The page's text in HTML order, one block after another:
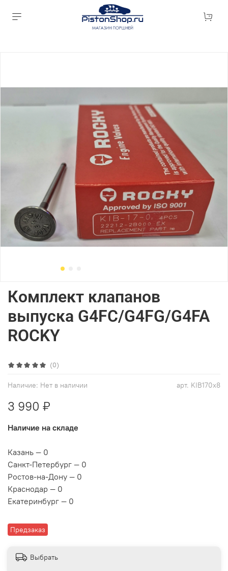
(0)
арт. KIB170x8
Наличие: Нет в наличии
Предзаказ
Комплект клапанов
выпуска G4FC/G4FG/G4FA
ROCKY
3 990 ₽
Наличие на складе
Казань — 0
Санкт-Петербург — 0
Ростов-на-Дону — 0
Краснодар — 0
Екатеринбург — 0
Выбрать